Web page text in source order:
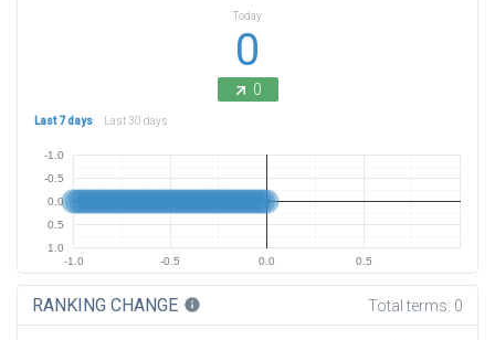
Today
0
0
Last 7 days Last 30 days
-1.0 -0.5 0.0 0.5
-1.0
-0.5
0.0
0.5
1.0
RANKING CHANGE info Total terms: 0